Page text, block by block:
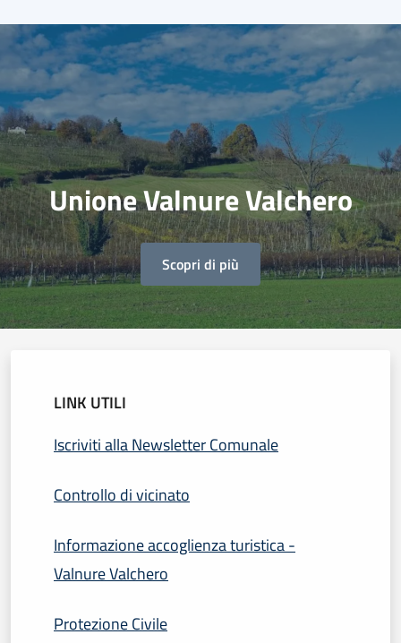
Unione Valnure Valchero
Scopri di più
LINK UTILI
Iscriviti alla Newsletter Comunale
Controllo di vicinato
Informazione accoglienza turistica -
Valnure Valchero
Protezione Civile